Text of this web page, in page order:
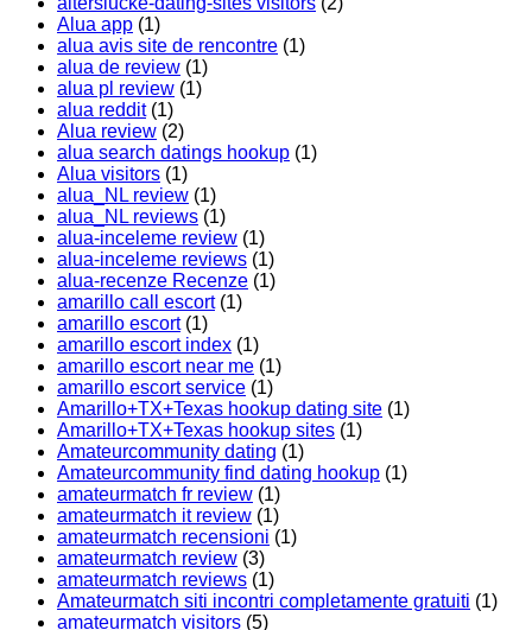
Alua app (1)
alua avis site de rencontre (1)
alua de review (1)
alua pl review (1)
alua reddit(1)
Alua review (2)
alua search datings hookup (1)
Alua visitors (1)
alua_NL review (1)
alua_NL reviews (1)
alua-inceleme review (1)
alua-inceleme reviews (1)
alua-recenze Recenze (1)
amarillo call escort(1)
amarillo escort(1)
amarillo escort index (1)
amarillo escort near me (1)
amarillo escort service (1)
Amarillo+TX+Texas hookup dating site (1)
Amarillo+TX+Texas hookup sites (1)
Amateurcommunity dating (1)
Amateurcommunity find dating hookup (1)
amateurmatch fr review (1)
amateurmatch it review (1)
amateurmatch recensioni (1)
amateurmatch review (3)
amateurmatch reviews (1)
Amateurmatch siti incontri completamente gratuiti (1)
amateurmatch visitors (5)